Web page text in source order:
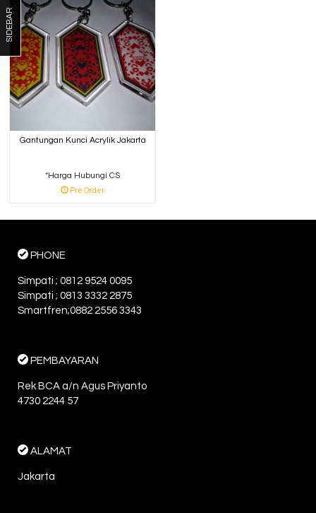
Gantungan Kunci Acrylik Jakarta
*Harga Hubungi CS
Pre Order
SIDEBAR
PHONE
Simpati ; 0812 9524 0095
Simpati ; 0813 3332 2875
Smartfren;0882 2556 3343
PEMBAYARAN
Rek BCA a/n Agus Priyanto
4730 2244 57
ALAMAT
Jakarta